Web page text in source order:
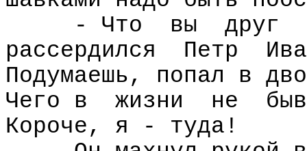
- Что
вы
друг
рассердился
Петр
Подумаешь, попал в
Чего в
жизни не
Короче, я - туда!